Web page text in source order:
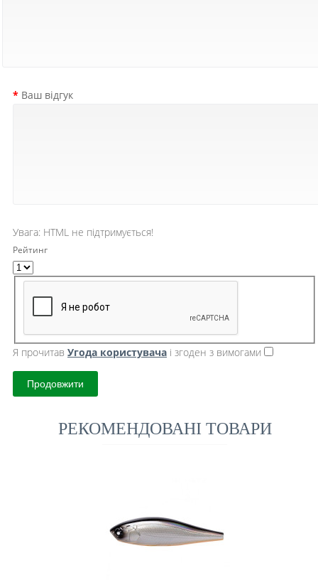
Ваш відгук
Увага: HTML не підтримується!
Рейтинг
Я прочитав Угода користувача і згоден з вимогами
Продовжити
РЕКОМЕНДОВАНІ ТОВАРИ